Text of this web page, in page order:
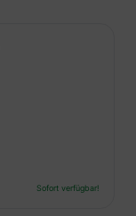
Sofort verfügbar!